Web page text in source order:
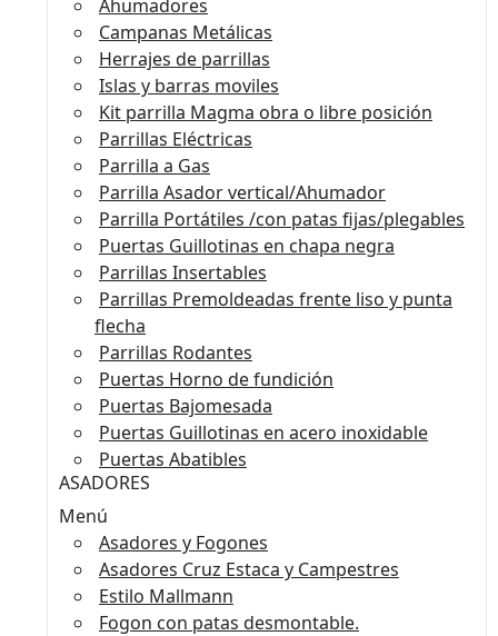
Ahumadores
Campanas Metálicas
Herrajes de parrillas
Islas y barras moviles
Kit parrilla Magma obra o libre posición
Parrillas Eléctricas
Parrilla a Gas
Parrilla Asador vertical/Ahumador
Parrilla Portátiles /con patas fijas/plegables
Puertas Guillotinas en chapa negra
Parrillas Insertables
Parrillas Premoldeadas frente liso y punta
flecha
Parrillas Rodantes
Puertas Horno de fundición
Puertas Bajomesada
Puertas Guillotinas en acero inoxidable
Puertas Abatibles
ASADORES
Menú
Asadores y Fogones
Asadores Cruz Estaca y Campestres
Estilo Mallmann
Fogon con patas desmontable.